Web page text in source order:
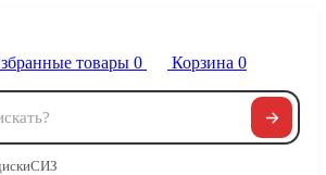
товары 0 Корзина 0
СИЗ